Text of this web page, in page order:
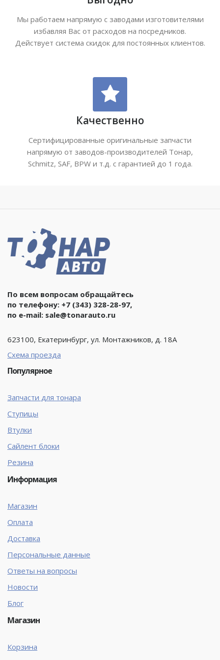
Мы работаем напрямую с заводами изготовителями
избавляя Вас от расходов на посредников.
Действует система скидок для постоянных клиентов.
Качественно
Сертифицированные оригинальные запчасти
напрямую от заводов-производителей Тонар,
Schmitz, SAF, BPW и т.д. с гарантией до 1 года.
По всем вопросам обращайтесь
по телефону: +7 (343) 328-28-97,
по e-mail: sale@tonarauto.ru
623100, Екатеринбург, ул. Монтажников, д. 18А
Схема проезда
Популярное
Запчасти для тонара
Ступицы
Втулки
Сайлент блоки
Резина
Информация
Магазин
Оплата
Доставка
Персональные данные
Ответы на вопросы
Новости
Блог
Магазин
Корзина